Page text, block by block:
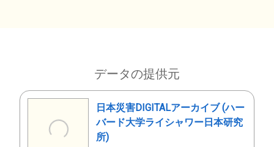
データの提供元
日本災害DIGITALアーカイブ (ハー
バード大学ライシャワー日本研究
所)